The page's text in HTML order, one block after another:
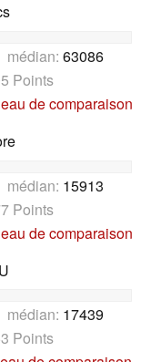
63086
Points
de comparaison
15913
Points
de comparaison
17439
Points